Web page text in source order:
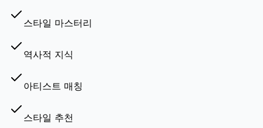
스타일 마스터리
역사적 지식
아티스트 매칭
스타일 추천